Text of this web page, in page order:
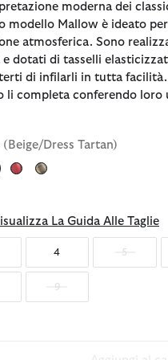
moderna dei
modello Mallow è ideato
atmosferica. Sono
e dotati di tasselli
di infilarli in tutta facilità.
li completa conferendo loro
(Beige/Dress Tartan)
La Guida Alle Taglie
4 5
9